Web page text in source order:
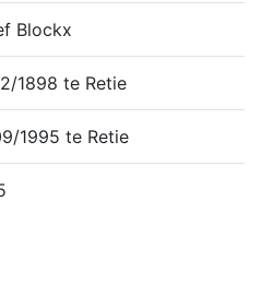
Blockx
1898 te Retie
1995 te Retie